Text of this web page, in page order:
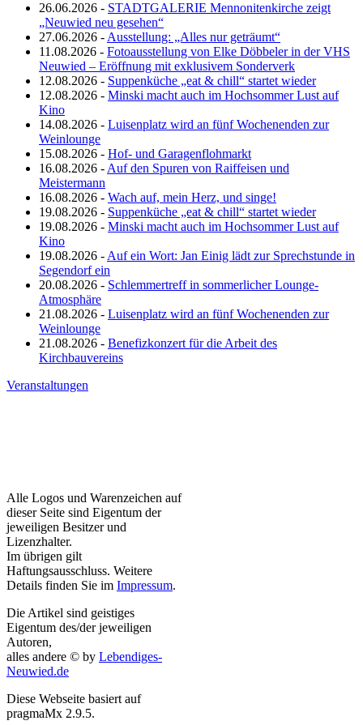
26.06.2026 - STADTGALERIE Mennonitenkirche zeigt
„Neuwied neu gesehen“
27.06.2026 - Ausstellung: „Alles nur geträumt“
11.08.2026 - Fotoausstellung von Elke Döbbeler in der VHS
Neuwied – Eröffnung mit exklusivem Sonderverk
12.08.2026 - Suppenküche „eat & chill“ startet wieder
12.08.2026 - Minski macht auch im Hochsommer Lust auf
Kino
14.08.2026 - Luisenplatz wird an fünf Wochenenden zur
Weinlounge
15.08.2026 - Hof- und Garagenflohmarkt
16.08.2026 - Auf den Spuren von Raiffeisen und
Meistermann
16.08.2026 - Wach auf, mein Herz, und singe!
19.08.2026 - Suppenküche „eat & chill“ startet wieder
19.08.2026 - Minski macht auch im Hochsommer Lust auf
Kino
19.08.2026 - Auf ein Wort: Jan Einig lädt zur Sprechstunde in
Segendorf ein
20.08.2026 - Schlemmertreff in sommerlicher Lounge-
Atmosphäre
21.08.2026 - Luisenplatz wird an fünf Wochenenden zur
Weinlounge
21.08.2026 - Benefizkonzert für die Arbeit des
Kirchbauvereins
Veranstaltungen
Alle Logos und Warenzeichen auf
dieser Seite sind Eigentum der
jeweiligen Besitzer und
Lizenzhalter.
Im übrigen gilt
Haftungsausschluss. Weitere
Details finden Sie im Impressum.
Die Artikel sind geistiges
Eigentum des/der jeweiligen
Autoren,
alles andere © by Lebendiges-
Neuwied.de
Diese Webseite basiert auf
pragmaMx 2.9.5.